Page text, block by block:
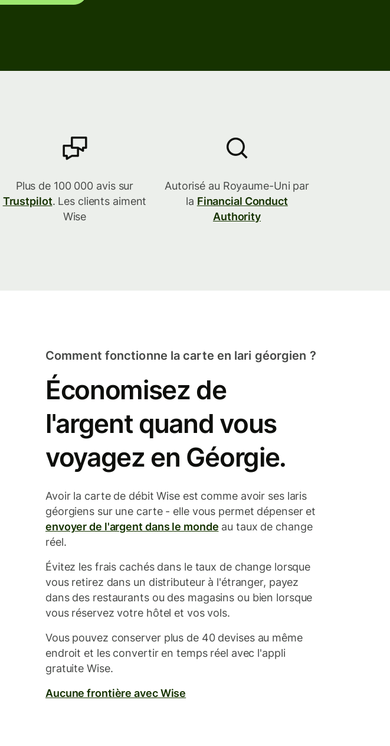
Plus de 100 000 avis sur
Trustpilot. Les clients aiment
Wise
Autorisé au Royaume-Uni par
la Financial Conduct
Authority
Économisez de
l'argent quand vous
voyagez en Géorgie.
Comment fonctionne la carte en lari géorgien ?
Avoir la carte de débit Wise est comme avoir ses laris
géorgiens sur une carte - elle vous permet dépenser et
envoyer de l'argent dans le monde au taux de change
réel.
Évitez les frais cachés dans le taux de change lorsque
vous retirez dans un distributeur à l'étranger, payez
dans des restaurants ou des magasins ou bien lorsque
vous réservez votre hôtel et vos vols.
Vous pouvez conserver plus de 40 devises au même
endroit et les convertir en temps réel avec l'appli
gratuite Wise.
Aucune frontière avec Wise